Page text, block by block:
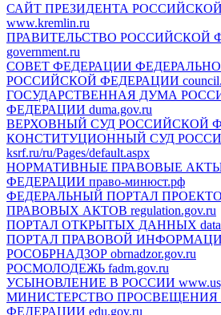
САЙТ ПРЕЗИДЕНТА
www.kremlin.ru
ПРАВИТЕЛЬСТВО РОССИЙСКОЙ
government.ru
СОВЕТ ФЕДЕРАЦИИ
РОССИЙСКОЙ ФЕДЕРАЦИИ
ГОСУДАРСТВЕННАЯ ДУМА
ФЕДЕРАЦИИ duma.gov.ru
ВЕРХОВНЫЙ СУД РОССИЙСКОЙ
КОНСТИТУЦИОННЫЙ СУД
ksrf.ru/ru/Pages/default.aspx
НОРМАТИВНЫЕ ПРАВОВЫЕ
ФЕДЕРАЦИИ право-минюст.рф
ФЕДЕРАЛЬНЫЙ ПОРТАЛ
ПРАВОВЫХ АКТОВ regulation.gov.ru
ПОРТАЛ ОТКРЫТЫХ ДАННЫХ
ПОРТАЛ ПРАВОВОЙ
РОСОБРНАДЗОР obrnadzor.gov.ru
РОСМОЛОДЕЖЬ fadm.gov.ru
УСЫНОВЛЕНИЕ В РОССИИ
МИНИСТЕРСТВО ПРОСВЕЩЕНИЯ
ФЕДЕРАЦИИ edu.gov.ru